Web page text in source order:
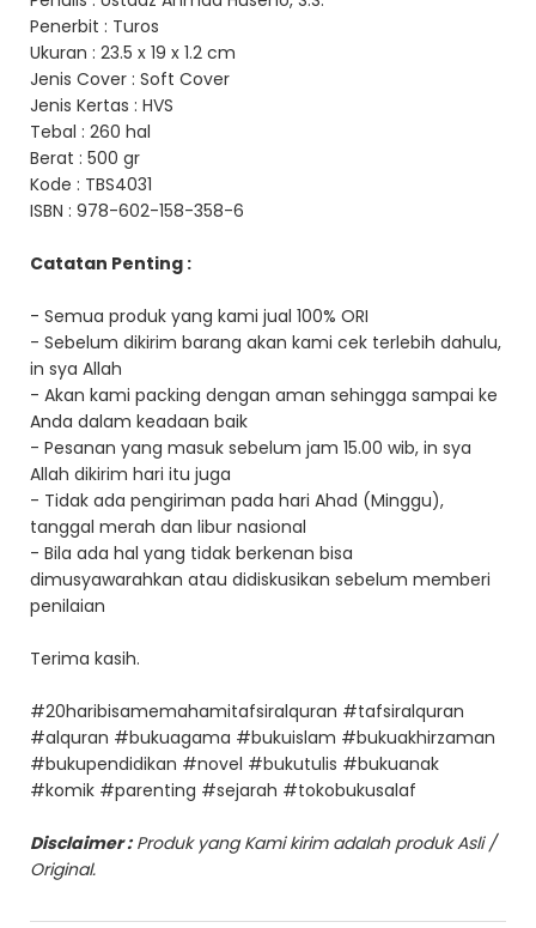
Penerbit : Turos
Ukuran : 23.5 x 19 x 1.2 cm
Jenis Cover : Soft Cover
Jenis Kertas : HVS
Tebal : 260 hal
Berat : 500 gr
Kode : TBS4031
ISBN : 978-602-158-358-6
Catatan Penting :
- Semua produk yang kami jual 100% ORI
- Sebelum dikirim barang akan kami cek terlebih dahulu,
in sya Allah
- Akan kami packing dengan aman sehingga sampai ke
Anda dalam keadaan baik
- Pesanan yang masuk sebelum jam 15.00 wib, in sya
Allah dikirim hari itu juga
- Tidak ada pengiriman pada hari Ahad (Minggu),
tanggal merah dan libur nasional
- Bila ada hal yang tidak berkenan bisa
dimusyawarahkan atau didiskusikan sebelum memberi
penilaian
Terima kasih.
#20haribisamemahamitafsiralquran #tafsiralquran
#alquran #bukuagama #bukuislam #bukuakhirzaman
#bukupendidikan #novel #bukutulis #bukuanak
#komik #parenting #sejarah #tokobukusalaf
Disclaimer :Produk yang Kami kirim adalah produk Asli /
Original.